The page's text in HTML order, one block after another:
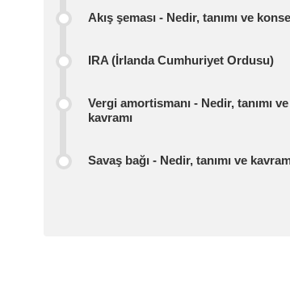
Akış şeması - Nedir, tanımı ve
IRA (İrlanda Cumhuriyet Ordusu)
Vergi amortismanı - Nedir, tanımı ve
kavramı
Savaş bağı - Nedir, tanımı ve